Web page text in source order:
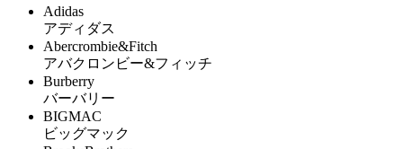
Adidas
アディダス
Abercrombie&Fitch
アバクロンビー&フィッチ
Burberry
バーバリー
BIGMAC
ビッグマック